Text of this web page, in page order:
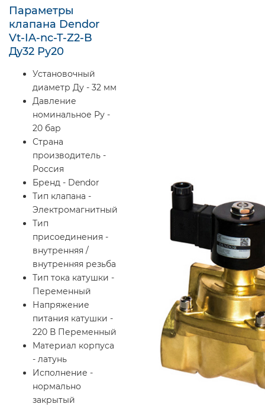
Параметры
клапана Dendor
Vt-IA-nc-T-Z2-B
Ду32 Ру20
Установочный
диаметр Ду - 32 мм
Давление
номинальное Ру -
20 бар
Страна
производитель -
Россия
Бренд - Dendor
Тип клапана -
Электромагнитный
Тип
присоединения -
внутренняя /
внутренняя резьба
Тип тока катушки -
Переменный
Напряжение
питания катушки -
220 В Переменный
Материал корпуса
- латунь
Исполнение -
нормально
закрытый